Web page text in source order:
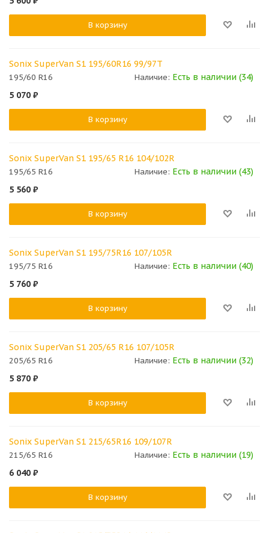
В корзину
Sonix SuperVan S1 195/60R16 99/97T
195/60 R16 Наличие: Есть в наличии (34)
5 070 ₽
В корзину
Sonix SuperVan S1 195/65 R16 104/102R
195/65 R16 Наличие: Есть в наличии (43)
5 560 ₽
В корзину
Sonix SuperVan S1 195/75R16 107/105R
195/75 R16 Наличие: Есть в наличии (40)
5 760 ₽
В корзину
Sonix SuperVan S1 205/65 R16 107/105R
205/65 R16 Наличие: Есть в наличии (32)
5 870 ₽
В корзину
Sonix SuperVan S1 215/65R16 109/107R
215/65 R16 Наличие: Есть в наличии (19)
6 040 ₽
В корзину